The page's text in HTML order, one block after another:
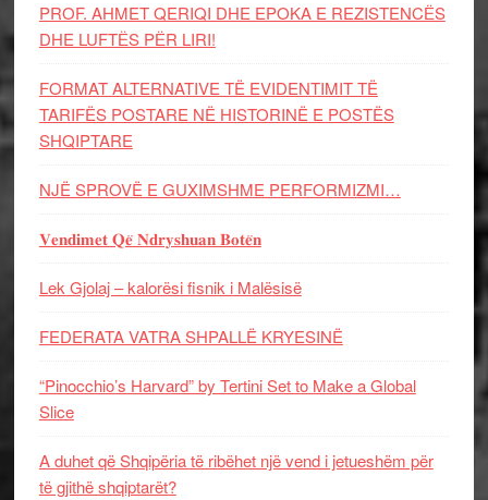
PROF. AHMET QERIQI DHE EPOKA E REZISTENCЁS
DHE LUFTЁS PЁR LIRI!
FORMAT ALTERNATIVE TË EVIDENTIMIT TË
TARIFËS POSTARE NË HISTORINË E POSTËS
SHQIPTARE
NJË SPROVË E GUXIMSHME PERFORMIZMI…
𝐕𝐞𝐧𝐝𝐢𝐦𝐞𝐭 𝐐𝐞̈ 𝐍𝐝𝐫𝐲𝐬𝐡𝐮𝐚𝐧 𝐁𝐨𝐭𝐞̈𝐧
Lek Gjolaj – kalorësi fisnik i Malësisë
FEDERATA VATRA SHPALLË KRYESINË
“Pinocchio’s Harvard” by Tertini Set to Make a Global
Slice
A duhet që Shqipëria të ribëhet një vend i jetueshëm për
të gjithë shqiptarët?